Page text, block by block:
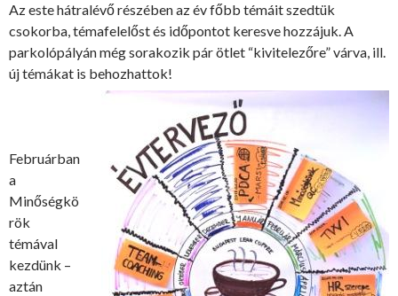
Az este hátralévő részében az év főbb témáit szedtük
csokorba, témafelelőst és időpontot keresve hozzájuk. A
parkolópályán még sorakozik pár ötlet “kivitelezőre” várva, ill.
új témákat is behozhattok!
Februárban
a
Minőségkö
rök
témával
kezdünk –
aztán